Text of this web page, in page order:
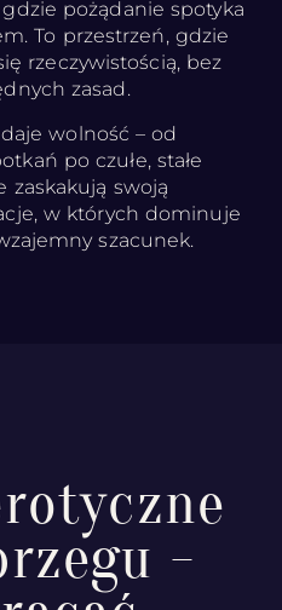
pożądanie spotyka
To przestrzeń, gdzie
rzeczywistością, bez
zasad.
wolność – od
po czułe, stałe
zaskakują swoją
w których dominuje
szacunek.
-